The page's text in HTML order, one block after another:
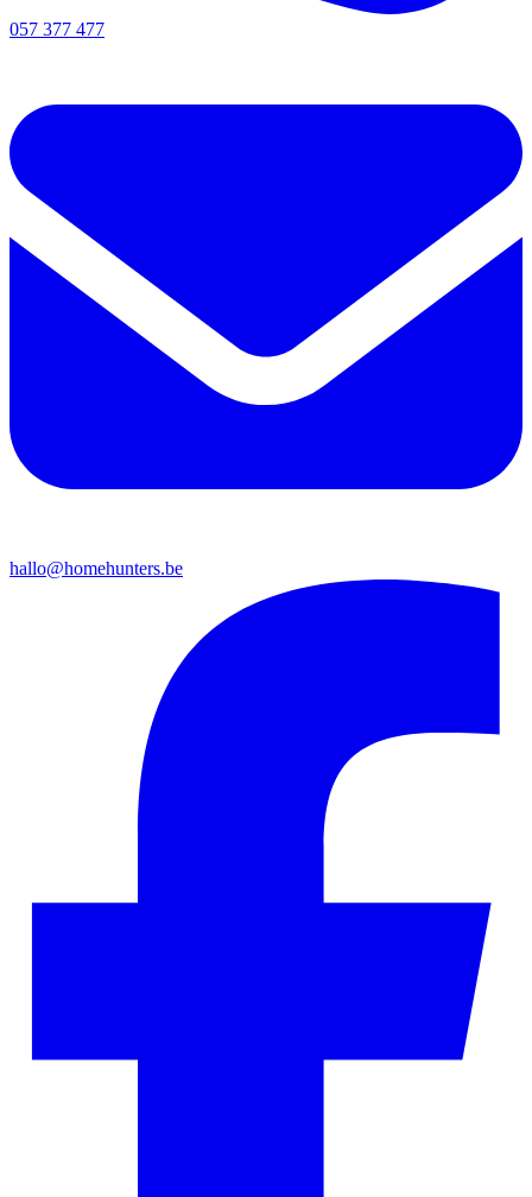
057 377 477
hallo@homehunters.be